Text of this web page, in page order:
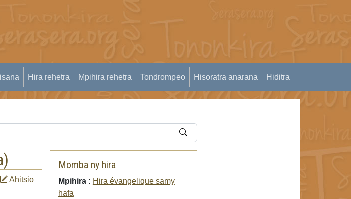
Hira rehetra Mpihira rehetra Tondrompeo Hisoratra anarana Hiditra
)
Ahitsio
Momba ny hira
Mpihira : Hira évangelique samy
hafa